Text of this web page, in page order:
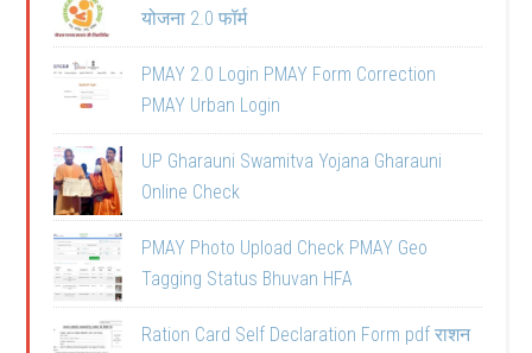
योजना 2.0 फॉर्म
PMAY 2.0 Login PMAY Form Correction
PMAY Urban Login
UP Gharauni Swamitva Yojana Gharauni
Online Check
PMAY Photo Upload Check PMAY Geo
Tagging Status Bhuvan HFA
Ration Card Self Declaration Form pdf राशन